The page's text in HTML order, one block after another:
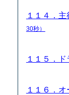
１１４．
30秒）
１１５．
１１６．